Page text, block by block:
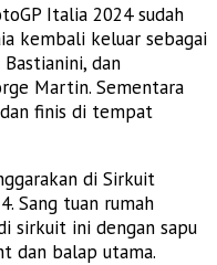
Italia 2024 sudah
kembali keluar sebagai
dan
Martin. Sementara
finis di tempat
di Sirkuit
Sang tuan rumah
sirkuit ini dengan sapu
dan balap utama.